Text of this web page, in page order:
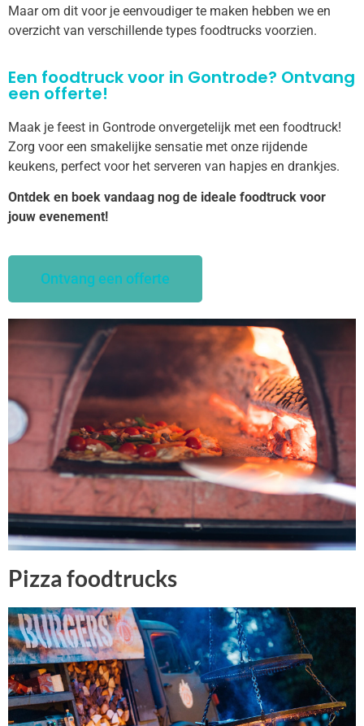
Maar om dit voor je eenvoudiger te maken hebben we en
overzicht van verschillende types foodtrucks voorzien.
Een foodtruck voor in Gontrode? Ontvang
een offerte!
Maak je feest in Gontrode onvergetelijk met een foodtruck!
Zorg voor een smakelijke sensatie met onze rijdende
keukens, perfect voor het serveren van hapjes en drankjes.
Ontdek en boek vandaag nog de ideale foodtruck voor
jouw evenement!
Ontvang een offerte
Pizza foodtrucks